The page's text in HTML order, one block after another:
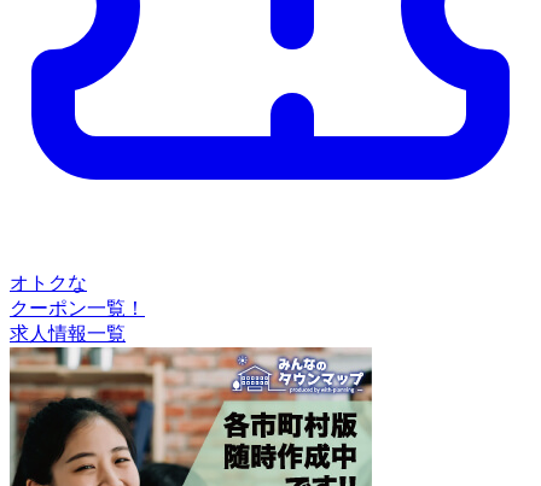
オトクな
クーポン一覧！
求人情報一覧